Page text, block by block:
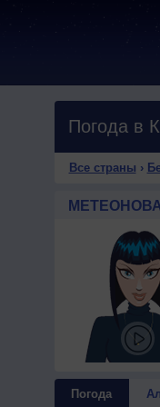
Погода в
Все страны ›
Погода